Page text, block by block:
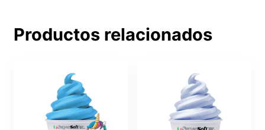
Productos relacionados